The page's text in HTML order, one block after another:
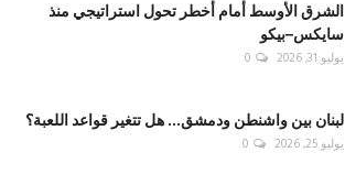
الشرق الأوسط أمام أخطر تحول استراتيجي منذ
سايكس–بيكو
يوليو 31, 2026 0
لبنان بين واشنطن ودمشق... هل تتغير قواعد اللعبة؟
يوليو 25, 2026 0